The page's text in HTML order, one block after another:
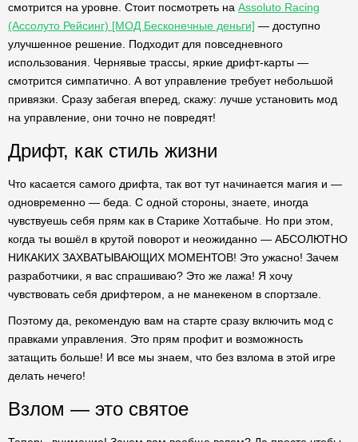
смотрится на уровне. Стоит посмотреть на Assoluto Racing
(Ассолуто Рейсинг) [МОД Бесконечные деньги] — доступно
улучшенное решение. Подходит для повседневного
использования. Чернявые трассы, яркие дрифт-карты —
смотрится симпатично. А вот управление требует небольшой
привязки. Сразу забегая вперед, скажу: лучше установить мод
на управление, они точно не повредят!
Дрифт, как стиль жизни
Что касается самого дрифта, так вот тут начинается магия и —
одновременно — беда. С одной стороны, знаете, иногда
чувствуешь себя прям как в Старике Хоттабыче. Но при этом,
когда ты вошёл в крутой поворот и неожиданно — АБСОЛЮТНО
НИКАКИХ ЗАХВАТЫВАЮЩИХ МОМЕНТОВ! Это ужасно! Зачем
разработчики, я вас спрашиваю? Это же лажа! Я хочу
чувствовать себя дрифтером, а не манекеном в спортзале.
Поэтому да, рекомендую вам на старте сразу включить мод с
правками управления. Это прям профит и возможность
затащить больше! И все мы знаем, что без взлома в этой игре
делать нечего!
Взлом — это святое